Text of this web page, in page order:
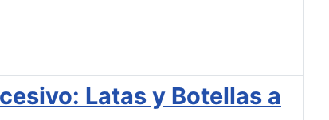
Latas y Botellas a